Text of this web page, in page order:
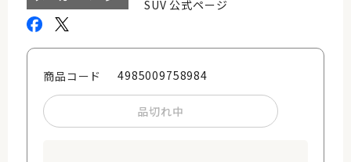
SUV 公式ページ
商品コード 4985009758984
品切れ中